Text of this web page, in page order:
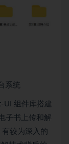
系统
UI 组件库搭建
子书上传和解
较为深入的